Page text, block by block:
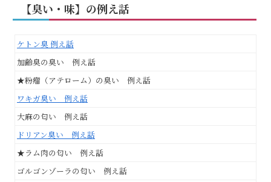
【臭い・味】の例え話
ケトン臭 例え話
加齢臭の臭い 例え話
★粉瘤（アテローム）の臭い 例え話
ワキガ臭い 例え話
大麻の匂い 例え話
ドリアン臭い 例え話
★ラム肉の匂い 例え話
ゴルゴンゾーラの匂い 例え話